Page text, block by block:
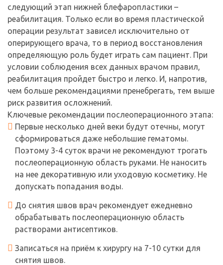
следующий этап нижней блефаропластики –
реабилитация. Только если во время пластической
операции результат зависел исключительно от
оперирующего врача, то в период восстановления
определяющую роль будет играть сам пациент. При
условии соблюдения всех данных врачом правил,
реабилитация пройдет быстро и легко. И, напротив,
чем больше рекомендациями пренебрегать, тем выше
риск развития осложнений.
Ключевые рекомендации послеоперационного этапа:
Первые несколько дней веки будут отечны, могут
сформироваться даже небольшие гематомы.
Поэтому 3-4 суток врачи не рекомендуют трогать
послеоперационную область руками. Не наносить
на нее декоративную или уходовую косметику. Не
допускать попадания воды.
До снятия швов врач рекомендует ежедневно
обрабатывать послеоперационную область
растворами антисептиков.
Записаться на приём к хирургу на 7-10 сутки для
снятия швов.